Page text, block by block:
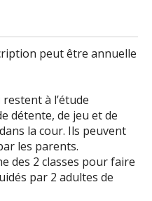
peut être annuelle
restent à l’étude
détente, de jeu et de
la cour. Ils peuvent
les parents.
des 2 classes pour faire
par 2 adultes de